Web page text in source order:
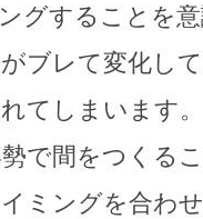
グすることを
ブレて変化し
てしまいます
で間をつくる
ミングを合わ